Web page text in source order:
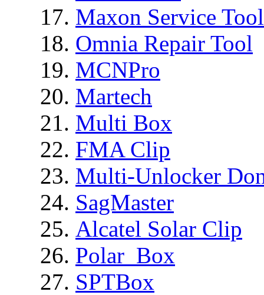
Maxon Service
Omnia Repair Tool
MCNPro
Martech
Multi Box
FMA Clip
Multi-Unlocker
SagMaster
Alcatel Solar Clip
Polar_Box
SPTBox